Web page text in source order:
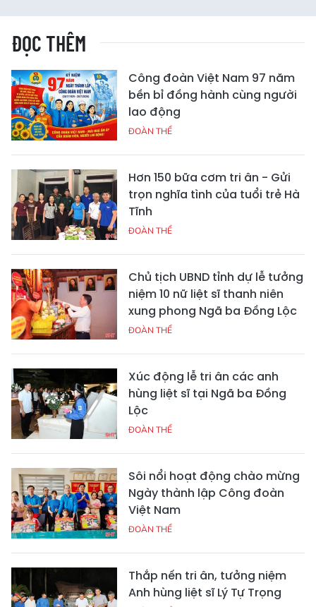
ĐỌC THÊM
Công đoàn Việt Nam 97 năm
bền bỉ đồng hành cùng người
lao động
ĐOÀN THỂ
Hơn 150 bữa cơm tri ân - Gửi
trọn nghĩa tình của tuổi trẻ Hà
Tĩnh
ĐOÀN THỂ
Chủ tịch UBND tỉnh dự lễ tưởng
niệm 10 nữ liệt sĩ thanh niên
xung phong Ngã ba Đồng Lộc
ĐOÀN THỂ
Xúc động lễ tri ân các anh
hùng liệt sĩ tại Ngã ba Đồng
Lộc
ĐOÀN THỂ
Sôi nổi hoạt động chào mừng
Ngày thành lập Công đoàn
Việt Nam
ĐOÀN THỂ
Thắp nến tri ân, tưởng niệm
Anh hùng liệt sĩ Lý Tự Trọng